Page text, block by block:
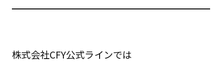
株式会社CFY公式ラインでは